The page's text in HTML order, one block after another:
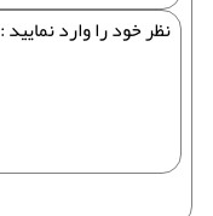
نظر خود را وارد نمایید :
نظر خود را وارد نمایید :